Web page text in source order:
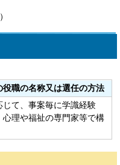
職の名称又は選任の方法
て、事案毎に学識経験
理や福祉の専門家等で構